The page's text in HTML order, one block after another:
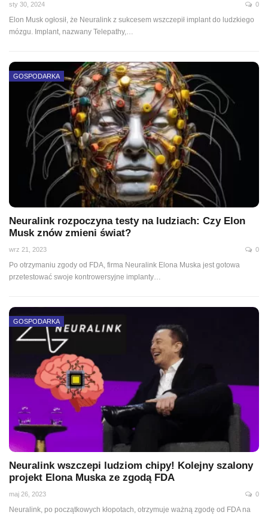
sty 30, 2024 0
Elon Musk ogłosił, że Neuralink z sukcesem wszczepił implant do ludzkiego
mózgu. Implant, nazwany Telepathy,…
GOSPODARKA
Neuralink rozpoczyna testy na ludziach: Czy Elon
Musk znów zmieni świat?
wrz 21, 2023 0
Po otrzymaniu zgody od FDA, firma Neuralink Elona Muska jest gotowa
przetestować swoje kontrowersyjne implanty…
GOSPODARKA
Neuralink wszczepi ludziom chipy! Kolejny szalony
projekt Elona Muska ze zgodą FDA
maj 26, 2023 0
Neuralink, po początkowych kłopotach, otrzymuje ważną zgodę od FDA na